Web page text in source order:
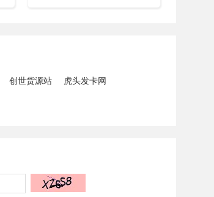
创世货源站
虎头发卡网